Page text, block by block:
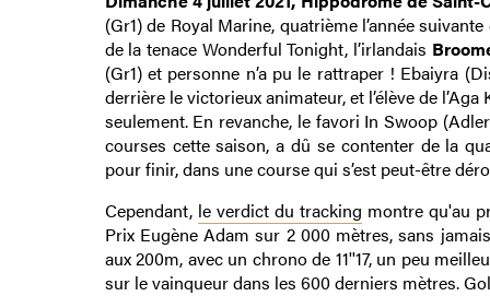
(Gr1) de Royal Marine, quatrième l’année
de la tenace Wonderful Tonight, l’irlandais
(Gr1) et personne n’a pu le rattraper ! Ebaiyra
derrière le victorieux animateur, et l’élève de
seulement. En revanche, le favori In Swoop
courses cette saison, a dû se contenter de la
pour finir, dans une course qui s’est peut-être
Cependant, le verdict du tracking montre qu'au
Prix Eugène Adam sur 2 000 mètres, sans
aux 200m, avec un chrono de 11''17, un peu
sur le vainqueur dans les 600 derniers mètres.